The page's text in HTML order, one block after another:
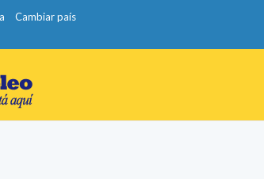
Cambiar país